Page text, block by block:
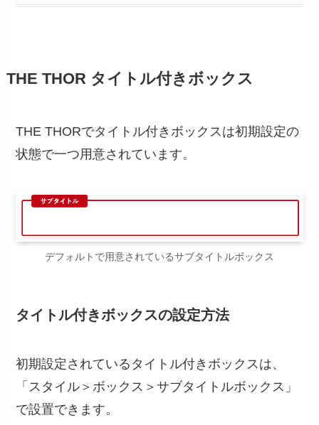
THE THOR タイトル付きボックス
THE THORでタイトル付きボックスは初期設定の
状態で一つ用意されています。
デフォルトで用意されているサブタイトルボックス
タイトル付きボックスの設定方法
初期設定されているタイトル付きボックスは、
「スタイル＞ボックス＞サブタイトルボックス」
で設置できます。